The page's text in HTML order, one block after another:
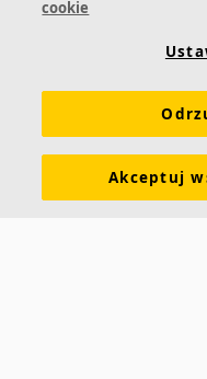
Kolory i powierzchnie
cookie
Akceptuj